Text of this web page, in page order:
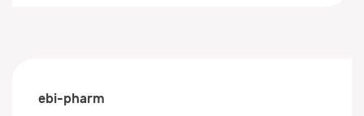
ebi-pharm